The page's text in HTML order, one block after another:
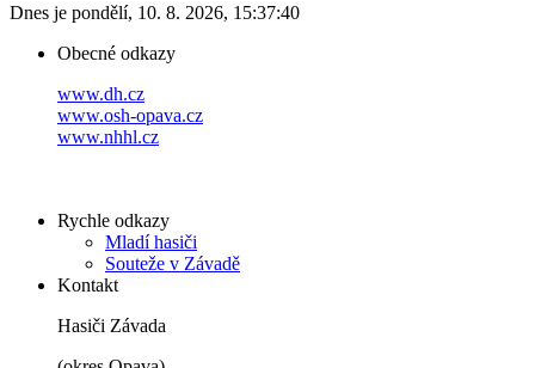
Dnes je pondělí, 10. 8. 2026, 15:37:40
Obecné odkazy
www.dh.cz
www.osh-opava.cz
www.nhhl.cz
Rychle odkazy
Mladí hasiči
Souteže v Závadě
Kontakt
Hasiči Závada